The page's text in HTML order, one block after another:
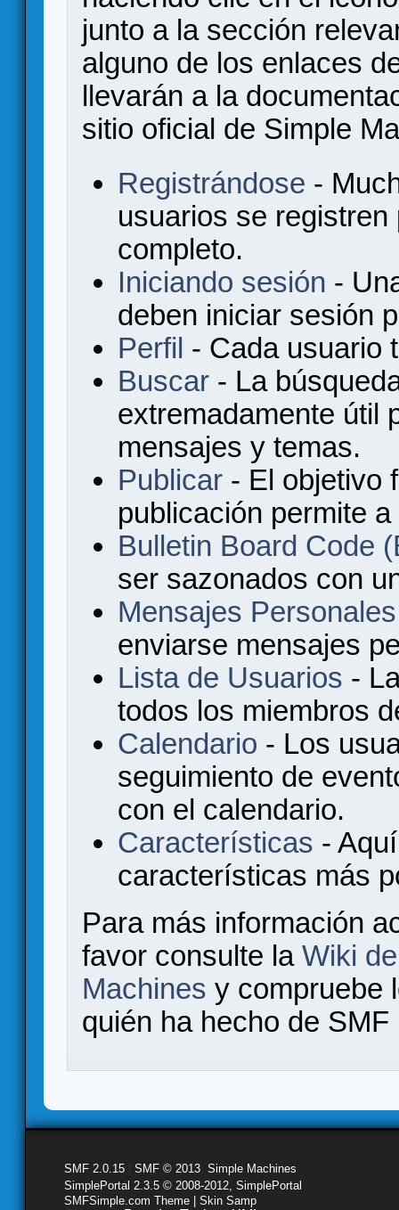
junto a la sección
alguno de los enlaces
llevarán a la
sitio oficial de Simple
Registrándose -
usuarios se
completo.
Iniciando sesión -
deben iniciar sesión
Perfil - Cada usuario
Buscar - La
extremadamente útil
mensajes y temas.
Publicar - El objetivo
publicación permite
Bulletin Board Code
ser sazonados con
Mensajes Personales
enviarse mensajes
Lista de Usuarios -
todos los miembros
Calendario - Los
seguimiento de
con el calendario.
Características -
características más
Para más información
favor consulte la Wiki
Machines y compruebe
quién ha hecho de
SMF 2.0.15 SMF © 2013 Simple Machines
SimplePortal 2.3.5 © 2008-2012, SimplePortal
SMFSimple.com Theme | Skin Samp